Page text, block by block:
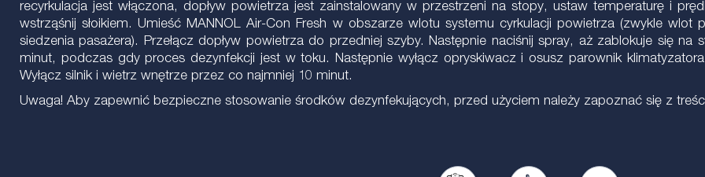
recyrkulacja jest włączona, dopływ powietrza jest zainstalowany w przestrzeni na stopy, ustaw temperaturę i
wstrząśnij słoikiem. Umieść MANNOL Air-Con Fresh w obszarze wlotu systemu cyrkulacji powietrza (zwykle
siedzenia pasażera). Przełącz dopływ powietrza do przedniej szyby. Następnie naciśnij spray, aż zablokuje się
minut, podczas gdy proces dezynfekcji jest w toku. Następnie wyłącz opryskiwacz i osusz parownik
Wyłącz silnik i wietrz wnętrze przez co najmniej 10 minut.
Uwaga! Aby zapewnić bezpieczne stosowanie środków dezynfekujących, przed użyciem należy zapoznać się z